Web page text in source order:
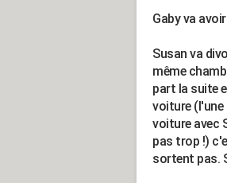
Gaby va
Susan va
même
part la suite
voiture (l'une
voiture avec
pas trop !)
sortent pas.